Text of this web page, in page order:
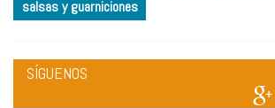
salsas y guarniciones
SÍGUENOS